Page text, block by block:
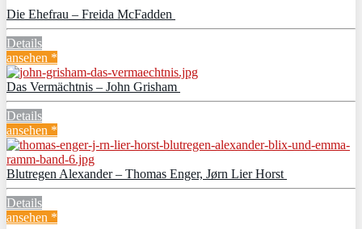
Die Ehefrau – Freida McFadden
Details
ansehen *
Das Vermächtnis – John Grisham
Details
ansehen *
Blutregen Alexander – Thomas Enger, Jørn Lier Horst
Details
ansehen *